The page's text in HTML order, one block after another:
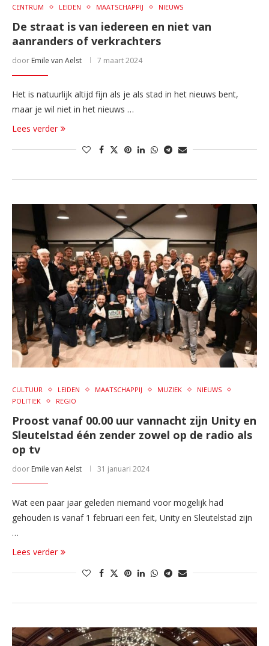
CENTRUM LEIDEN MAATSCHAPPIJ NIEUWS
De straat is van iedereen en niet van
aanranders of verkrachters
door Emile van Aelst 7 maart 2024
Het is natuurlijk altijd fijn als je als stad in het nieuws bent,
maar je wil niet in het nieuws …
Lees verder
CULTUUR LEIDEN MAATSCHAPPIJ MUZIEK
NIEUWS
POLITIEK
REGIO
Proost vanaf 00.00 uur vannacht zijn Unity en
Sleutelstad één zender zowel op de radio als
op tv
door Emile van Aelst 31 januari 2024
Wat een paar jaar geleden niemand voor mogelijk had
gehouden is vanaf 1 februari een feit, Unity en Sleutelstad zijn
…
Lees verder